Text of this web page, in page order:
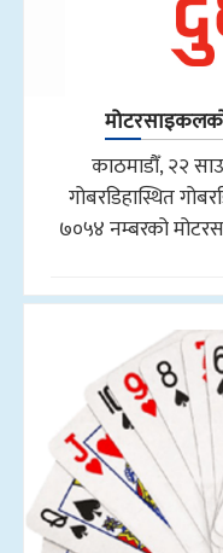
काठमाडौँ, २२
गोबरडिहास्थित
७०५४ नम्बरको